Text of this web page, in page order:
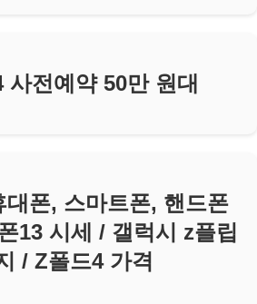
사전예약 50만 원대
폰, 스마트폰, 핸드폰
13 시세 / 갤럭시 z플립
/ Z폴드4 가격